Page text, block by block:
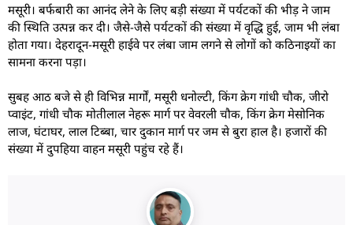
मसूरी। बर्फबारी का आनंद लेने के लिए बड़ी संख्या में पर्यटकों की भीड़ ने जाम
की स्थिति उत्पन्न कर दी। जैसे-जैसे पर्यटकों की संख्या में वृद्धि हुई, जाम भी लंबा
होता गया। देहरादून-मसूरी हाईवे पर लंबा जाम लगने से लोगों को कठिनाइयों का
सामना करना पड़ा।
सुबह आठ बजे से ही विभिन्न मार्गों, मसूरी धनोल्टी, किंग क्रेग गांधी चौक, जीरो
प्वाइंट, गांधी चौक मोतीलाल नेहरू मार्ग पर वेवरली चौक, किंग क्रेग मेसोनिक
लाज, घंटाघर, लाल टिब्बा, चार दुकान मार्ग पर जम से बुरा हाल है। हजारों की
संख्या में दुपहिया वाहन मसूरी पहुंच रहे हैं।